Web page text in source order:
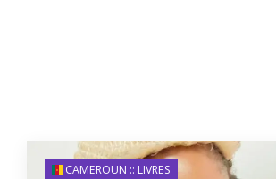
CAMEROUN :: LIVRES